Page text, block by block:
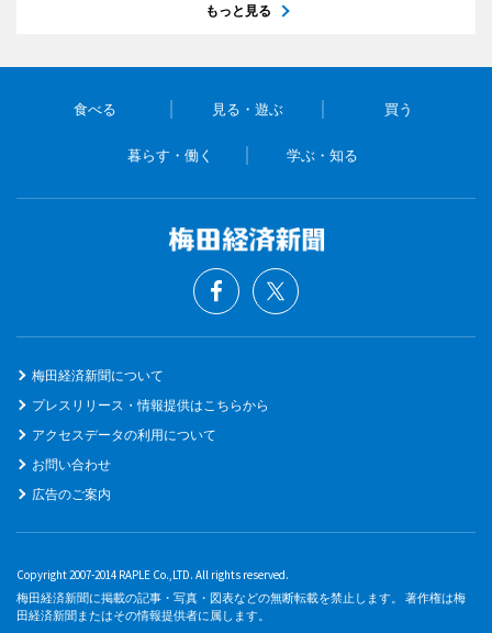
もっと見る
食べる 見る・遊ぶ 買う
暮らす・働く 学ぶ・知る
梅田経済新聞について
プレスリリース・情報提供はこちらから
アクセスデータの利用について
お問い合わせ
広告のご案内
Copyright 2007-2014 RAPLE Co.,LTD. All rights reserved.
梅田経済新聞に掲載の記事・写真・図表などの無断転載を禁止します。 著作権は梅
田経済新聞またはその情報提供者に属します。